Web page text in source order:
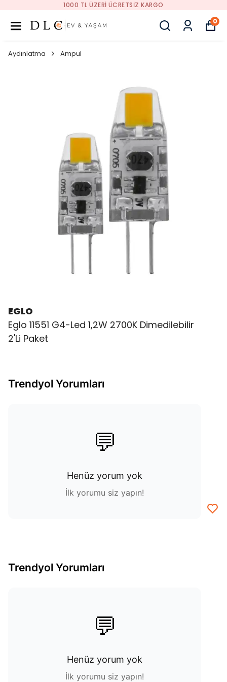
1000 TL ÜZERI ÜCRETSIZ KARGO
0
Aydınlatma Ampul
EGLO
Eglo 11551 G4-Led 1,2W 2700K Dimedilebilir
2'Li Paket
Trendyol Yorumları
💬
Henüz yorum yok
İlk yorumu siz yapın!
Trendyol Yorumları
💬
Henüz yorum yok
İlk yorumu siz yapın!